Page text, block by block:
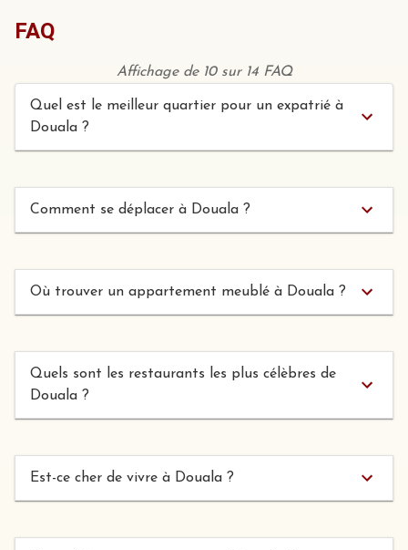
FAQ
Affichage de 10 sur 14 FAQ
Quel est le meilleur quartier pour un expatrié à
Douala ?
Comment se déplacer à Douala ?
Où trouver un appartement meublé à Douala ?
Quels sont les restaurants les plus célèbres de
Douala ?
Est-ce cher de vivre à Douala ?